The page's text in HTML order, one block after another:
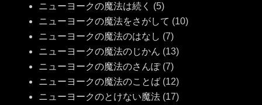
ニューヨークの魔法は続く
(5)
ニューヨークの魔法をさがして (10)
ニューヨークの魔法のはなし (7)
ニューヨークの魔法のじかん (13)
ニューヨークの魔法のさんぽ(7)
ニューヨークの魔法のことば(12)
ニューヨークのとけない魔法(17)